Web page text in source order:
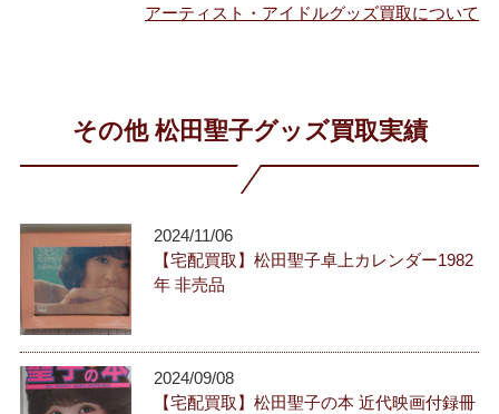
アーティスト・アイドルグッズ買取について
その他 松田聖子グッズ買取実績
2024/11/06
【宅配買取】松田聖子卓上カレンダー1982
年 非売品
2024/09/08
【宅配買取】松田聖子の本 近代映画付録冊